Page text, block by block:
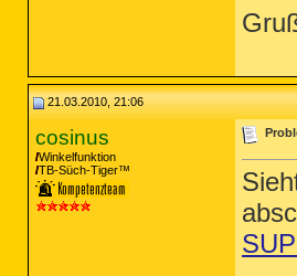
21.03.2010, 21:06
cosinus
Winkelfunktion
TB-Süch-Tiger™